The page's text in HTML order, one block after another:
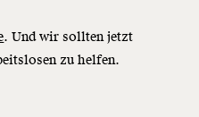
. Und wir sollten jetzt
zu helfen.